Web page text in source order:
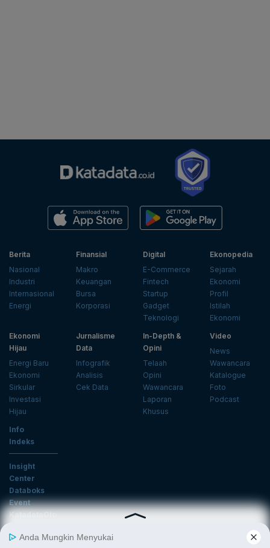
Berita
Nasional
Industri
Internasional
Energi
Finansial
Makro
Keuangan
Bursa
Korporasi
Digital
E-Commerce
Fintech
Startup
Gadget
Teknologi
Ekonopedia
Sejarah
Ekonomi
Profil
Istilah
Ekonomi
Ekonomi
Hijau
Energi Baru
Ekonomi
Sirkular
Investasi
Hijau
Jurnalisme
Data
Infografik
Analisis
Cek Data
In-Depth &
Opini
Telaah
Opini
Wawancara
Laporan
Khusus
Video
News
Wawancara
Katalogue
Foto
Podcast
Info
Indeks
Insight
Center
Databoks
Event
KatadataOto